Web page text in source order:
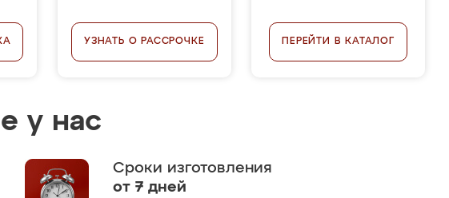
УЗНАТЬ О РАССРОЧКЕ ПЕРЕЙТИ В КАТАЛОГ
у нас
Сроки изготовления
от 7 дней